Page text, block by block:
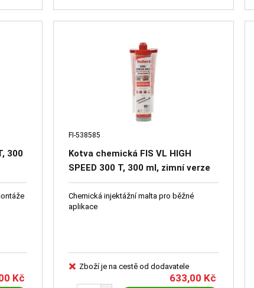
300
Kč
FI-538585
Kotva chemická FIS VL HIGH
SPEED 300 T, 300 ml, zimní verze
bal10
Chemická injektážní malta pro běžné
aplikace
Zboží je na cestě od dodavatele
633,00 Kč